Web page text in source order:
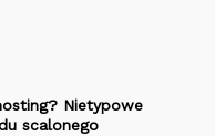
Nietypowe
scalonego